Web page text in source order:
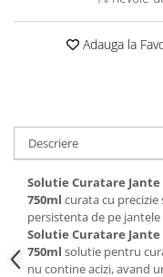
Adauga la
Descriere
Solutie Curatare
750ml curata cu
persistenta de pe jantele
Solutie Curatare
750ml solutie pentru
nu contine acizi, avand